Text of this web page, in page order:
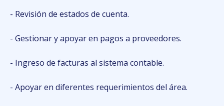
- Revisión de estados de cuenta.
- Gestionar y apoyar en pagos a proveedores.
- Ingreso de facturas al sistema contable.
- Apoyar en diferentes requerimientos del área.